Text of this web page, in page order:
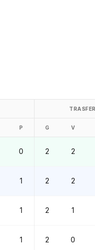
P G V
0 2 2
1 2 2
1 2 1
1 2 0